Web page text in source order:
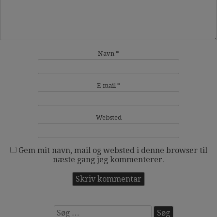
Navn *
E-mail *
Websted
Gem mit navn, mail og websted i denne browser til
næste gang jeg kommenterer.
Søg